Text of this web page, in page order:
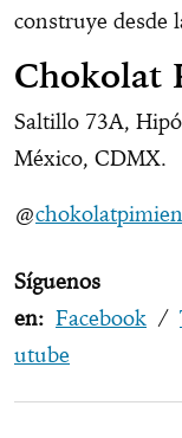
construye desde
Chokolat
Saltillo 73A,
México, CDMX.
@
Síguenos
en: Facebook /
utube